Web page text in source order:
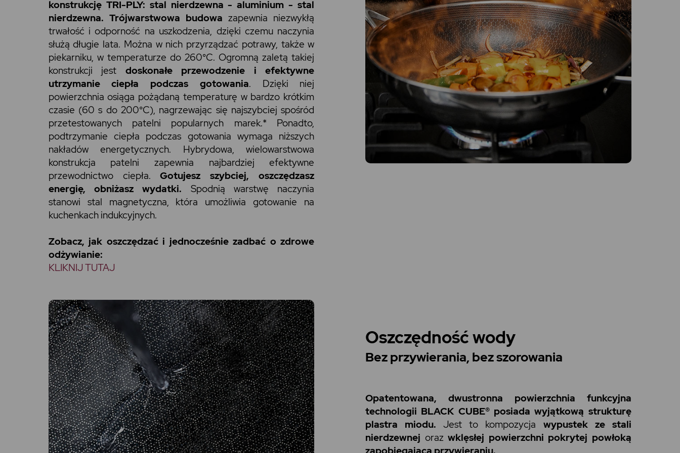
konstrukcję TRI-PLY: stal nierdzewna - aluminium - stal
nierdzewna. Trójwarstwowa budowa zapewnia niezwykłą
trwałość i odporność na uszkodzenia, dzięki czemu naczynia
służą długie lata. Można w nich przyrządzać potrawy, także w
piekarniku, w temperaturze do 260°C. Ogromną zaletą takiej
konstrukcji jest doskonałe przewodzenie i efektywne
utrzymanie ciepła podczas gotowania. Dzięki niej
powierzchnia osiąga pożądaną temperaturę w bardzo krótkim
czasie (60 s do 200°C), nagrzewając się najszybciej spośród
przetestowanych patelni popularnych marek.* Ponadto,
podtrzymanie ciepła podczas gotowania wymaga niższych
nakładów energetycznych. Hybrydowa, wielowarstwowa
konstrukcja patelni zapewnia najbardziej efektywne
przewodnictwo ciepła.Gotujesz szybciej, oszczędzasz
energię, obniżasz wydatki. Spodnią warstwę naczynia
stanowi stal magnetyczna, która umożliwia gotowanie na
kuchenkach indukcyjnych.
Zobacz, jak oszczędzać i jednocześnie zadbać o zdrowe
odżywianie:
KLIKNIJ TUTAJ
Oszczędność wody
Bez przywierania, bez szorowania
Opatentowana, dwustronna powierzchnia funkcyjna
technologii BLACK CUBE® posiada wyjątkową strukturę
plastra miodu. Jest to kompozycja wypustek ze stali
nierdzewnej orazwklęsłej powierzchni pokrytej powłoką